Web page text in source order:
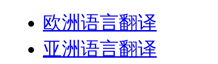
欧洲语言翻译
亚洲语言翻译